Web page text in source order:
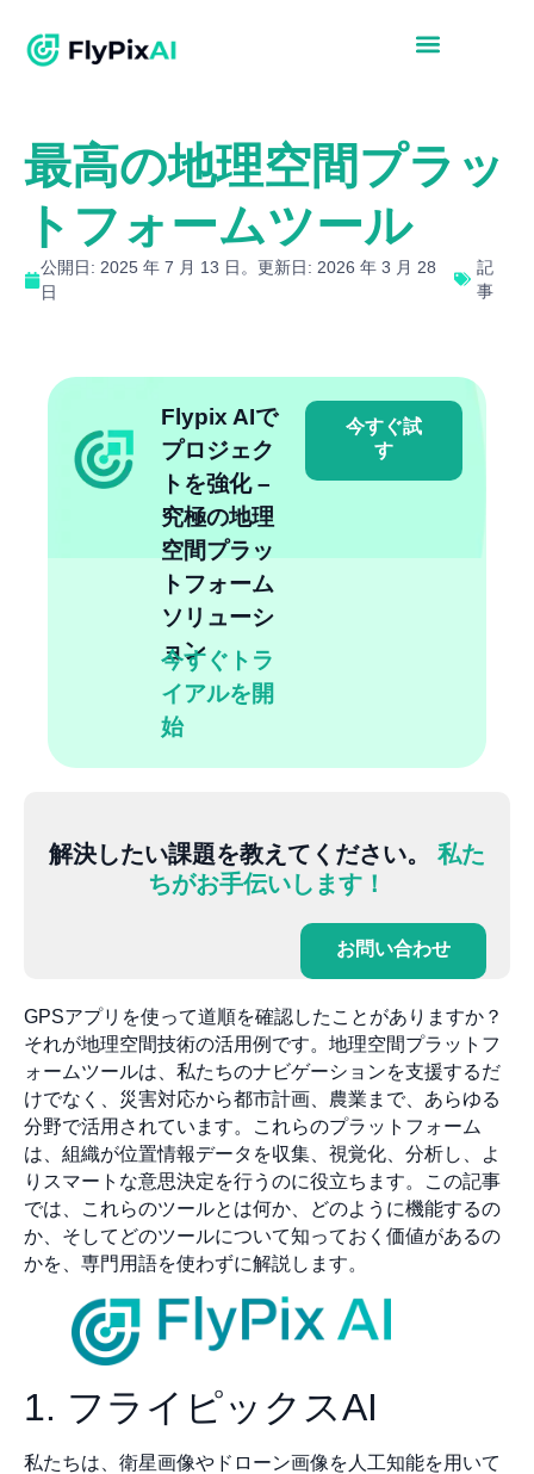
最高の地理空間プラッ
トフォームツール
公開日: 2025 年 7 月 13 日。更新日: 2026 年 3 月 28
日
記
事
Flypix AIで
プロジェク
トを強化 –
究極の地理
空間プラッ
トフォーム
ソリューシ
ョン
今すぐトラ
イアルを開
始
今すぐ試
す
解決したい課題を教えてください。 私た
ちがお手伝いします！
お問い合わせ
GPSアプリを使って道順を確認したことがありますか？
それが地理空間技術の活用例です。地理空間プラットフ
ォームツールは、私たちのナビゲーションを支援するだ
けでなく、災害対応から都市計画、農業まで、あらゆる
分野で活用されています。これらのプラットフォーム
は、組織が位置情報データを収集、視覚化、分析し、よ
りスマートな意思決定を行うのに役立ちます。この記事
では、これらのツールとは何か、どのように機能するの
か、そしてどのツールについて知っておく価値があるの
かを、専門用語を使わずに解説します。
1. フライピックスAI
私たちは、衛星画像やドローン画像を人工知能を用いて